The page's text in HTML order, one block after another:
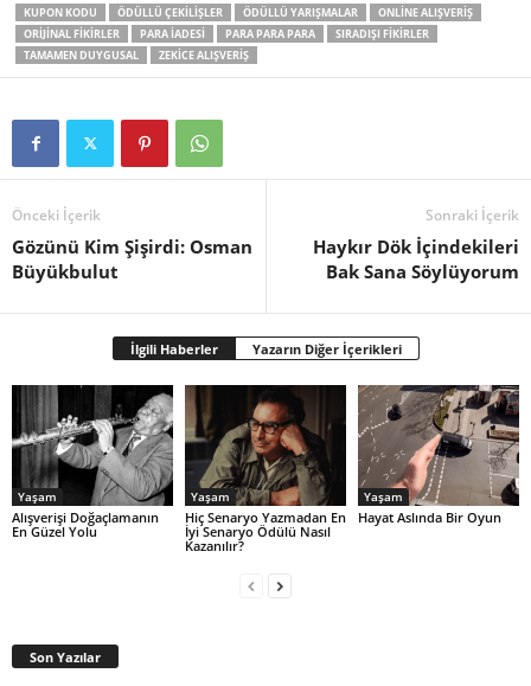
KUPON KODU
ÖDÜLLÜ ÇEKILIŞLER ÖDÜLLÜ YARIŞMALAR
ONLINE ALIŞVERIŞ
ORIJINAL FIKIRLER
PARA IADESI PARA PARA PARA
SIRADIŞI FIKIRLER
TAMAMEN DUYGUSAL
ZEKICE ALIŞVERIŞ
Önceki İçerik
Gözünü Kim Şişirdi: Osman
Büyükbulut
Sonraki İçerik
Haykır Dök İçindekileri
Bak Sana Söylüyorum
İlgili Haberler Yazarın Diğer İçerikleri
Yaşam
Alışverişi Doğaçlamanın
En Güzel Yolu
Yaşam
Hiç Senaryo Yazmadan En
İyi Senaryo Ödülü Nasıl
Kazanılır?
Yaşam
Hayat Aslında Bir Oyun
Son Yazılar